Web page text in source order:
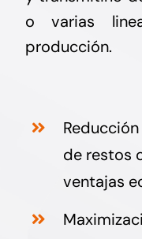
o varias
producción.
de restos
ventajas